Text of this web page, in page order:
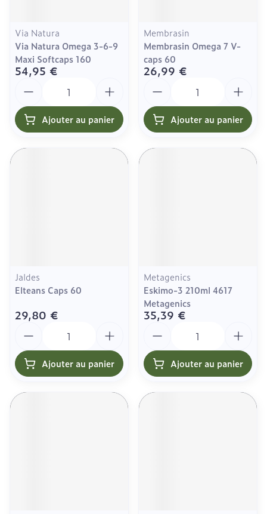
Via Natura
Via Natura Omega 3-6-9
Maxi Softcaps 160
54,95 €
Ajouter au panier
Membrasin
Membrasin Omega 7 V-
caps 60
26,99 €
Ajouter au panier
Jaldes
Elteans Caps 60
29,80 €
Ajouter au panier
Metagenics
Eskimo-3 210ml 4617
Metagenics
35,39 €
Ajouter au panier